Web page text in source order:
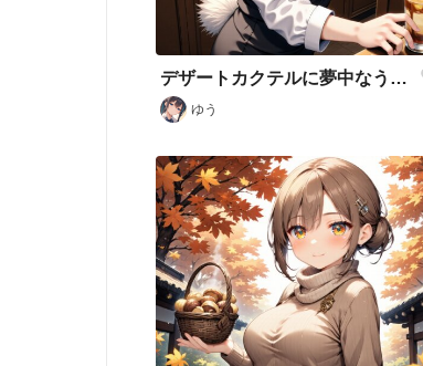
デザートカクテルに夢中なうさぎバーテンダー
ゆう